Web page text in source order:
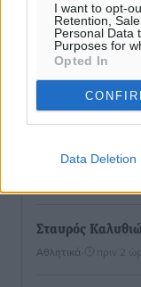
I want to opt-
Retention,
Personal Data
Purposes for
Opted In
Data Deletion
Αθλητικά• πριν 55
ΣΚΟΕ:
πριν 2
τρία ανήλικα
Σταυρός
Αθλητικά πριν 2